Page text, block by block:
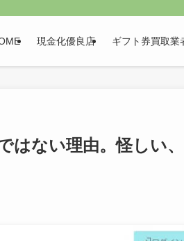
現金化優良店 ギフト券買取業
はない理由。怪しい